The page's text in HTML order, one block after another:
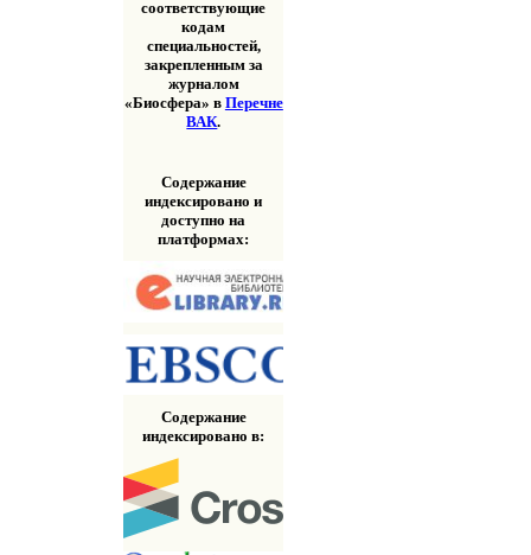
соответствующие
кодам
специальностей,
закрепленным за
журналом
«Биосфера» в Перечне
ВАК.
Содержание
индексировано и
доступно на
платформах:
Содержание
индексировано в: